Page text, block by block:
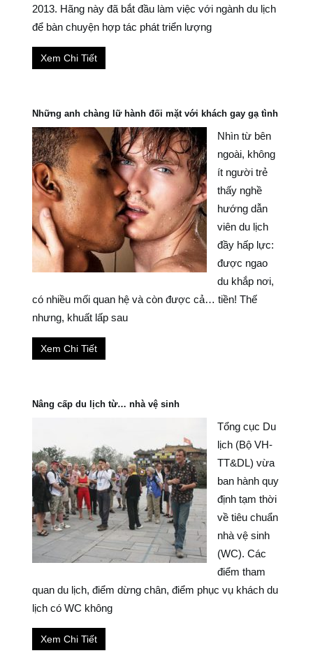
2013. Hãng này đã bắt đầu làm việc với ngành du lịch
để bàn chuyện hợp tác phát triển lượng
Xem Chi Tiết
Những anh chàng lữ hành đối mặt với khách gay gạ tình
Nhìn từ bên
ngoài, không
ít người trẻ
thấy nghề
hướng dẫn
viên du lịch
đầy hấp lực:
được ngao
du khắp nơi,
có nhiều mối quan hệ và còn được cả… tiền! Thế
nhưng, khuất lấp sau
Xem Chi Tiết
Nâng cấp du lịch từ… nhà vệ sinh
Tổng cục Du
lịch (Bộ VH-
TT&DL) vừa
ban hành quy
định tạm thời
về tiêu chuẩn
nhà vệ sinh
(WC). Các
điểm tham
quan du lịch, điểm dừng chân, điểm phục vụ khách du
lịch có WC không
Xem Chi Tiết